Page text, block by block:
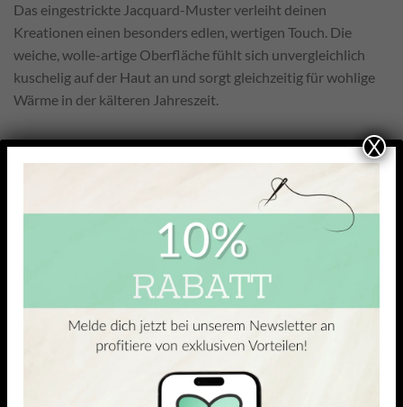
Das eingestrickte Jacquard-Muster verleiht deinen
Kreationen einen besonders edlen, wertigen Touch. Die
weiche, wolle-artige Oberfläche fühlt sich unvergleichlich
kuschelig auf der Haut an und sorgt gleichzeitig für wohlige
Wärme in der kälteren Jahreszeit.
X